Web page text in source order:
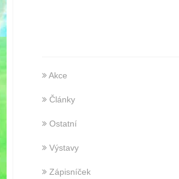
Akce
Články
Ostatní
Výstavy
Zápisníček